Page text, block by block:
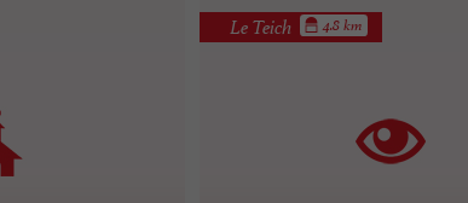
Le Teich 4.8 km